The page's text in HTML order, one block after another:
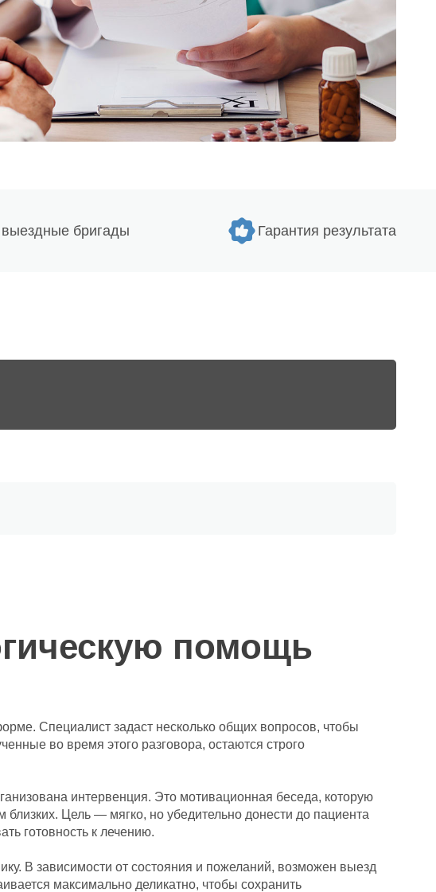
бригады Гарантия результата
помощь
Специалист задаст несколько общих вопросов, чтобы
во время этого разговора, остаются строго
интервенция. Это мотивационная беседа, которую
близких. Цель — мягко, но убедительно донести до пациента
готовность к лечению.
В зависимости от состояния и пожеланий, возможен выезд
максимально деликатно, чтобы сохранить